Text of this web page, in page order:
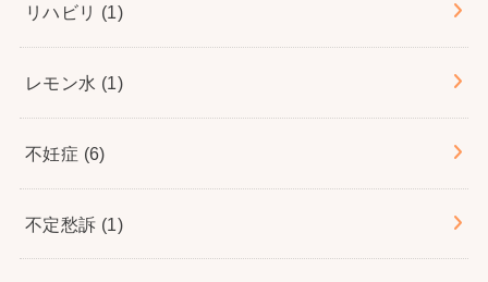
リハビリ (1)
レモン水 (1)
不妊症 (6)
不定愁訴 (1)